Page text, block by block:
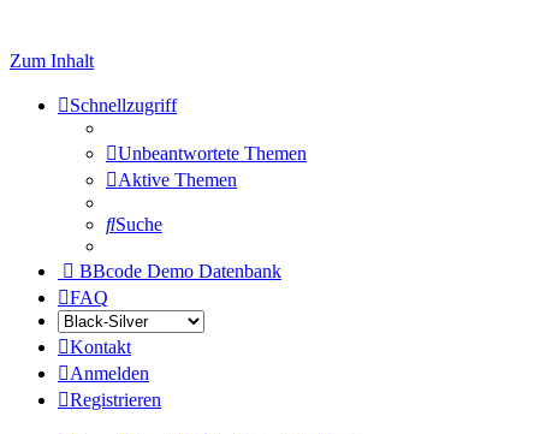
Zum Inhalt
Schnellzugriff
Unbeantwortete Themen
Aktive Themen
Suche
BBcode Demo Datenbank
FAQ
Kontakt
Anmelden
Registrieren